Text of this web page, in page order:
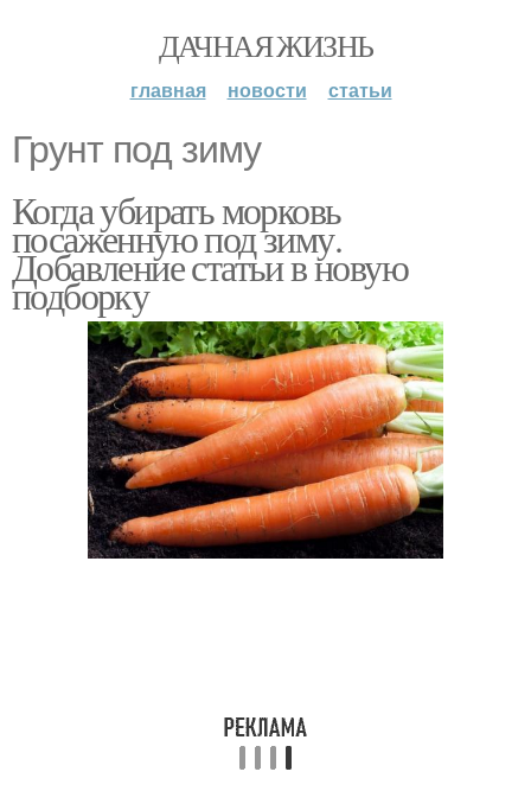
ДАЧНАЯ ЖИЗНЬ
главная новости статьи
Грунт под зиму
Когда убирать морковь
посаженную под зиму.
Добавление статьи в новую
подборку